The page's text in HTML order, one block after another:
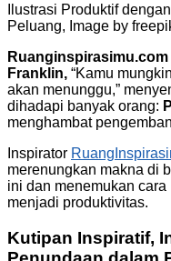
Ilustrasi Produktif
Peluang, Image by
Franklin, “Kamu
akan menunggu,”
dihadapi banyak orang:
menghambat
Inspirator
merenungkan makna di
ini dan menemukan
menjadi produktivitas.
Kutipan Inspiratif,